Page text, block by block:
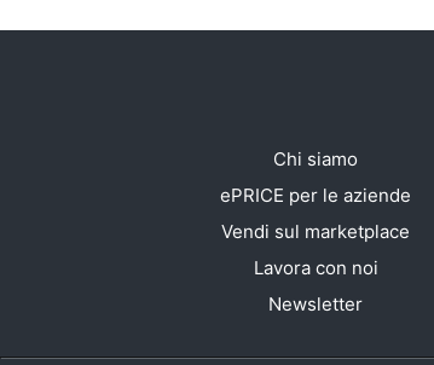
Chi siamo
ePRICE per le aziende
Vendi sul marketplace
Lavora con noi
Newsletter